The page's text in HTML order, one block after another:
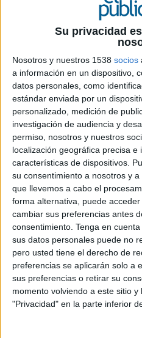
Su privacidad
Nosotros y nuestros 1538 socios
a información en un dispositivo,
datos personales, como
estándar enviada por un
personalizado, medición de
investigación de audiencia y
permiso, nosotros y nuestros
localización geográfica precisa e
características de dispositivos.
su consentimiento a nosotros y
que llevemos a cabo el
forma alternativa, puede
cambiar sus preferencias antes
consentimiento. Tenga en
sus datos personales puede no
pero usted tiene el derecho de
preferencias se aplicarán solo a
sus preferencias o retirar su
momento volviendo a este sitio
"Privacidad" en la parte inferior
7 DE OCTUBRE DE 2010
Getty Images ha lanzado una nueva
en el que los usuarios pueden ver estudios
marcas. La publicación, disponible en
usuarios compartan los artículos con el
torno a la definición de una estrategia, así
los álbumes de imágenes relevantes para
trabajar la comunicación visual.